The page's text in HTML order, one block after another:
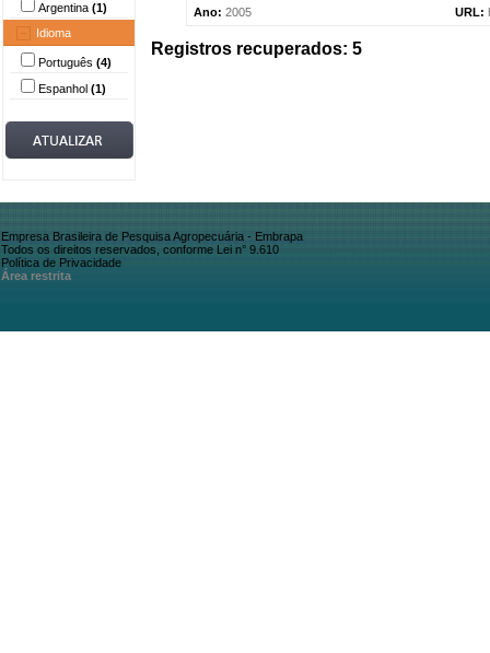
Argentina (1)
Idioma
Português (4)
Espanhol (1)
Ano: 2005 URL:
Registros recuperados: 5
Empresa Brasileira de Pesquisa Agropecuária - Embrapa
Todos os direitos reservados, conforme Lei n° 9.610
Política de Privacidade
Área restrita